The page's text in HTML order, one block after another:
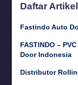
Daftar Artikel
Fastindo Auto
FASTINDO –
Door Indonesia
Distributor